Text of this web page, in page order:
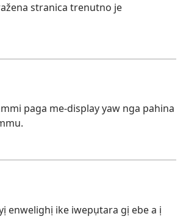
stranica trenutno je
paga me-display yaw nga pahina
enwelighị ike iwepụtara gị ebe a ị